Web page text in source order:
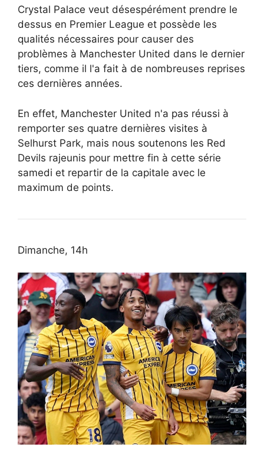
Crystal Palace veut désespérément prendre le
dessus en Premier League et possède les
qualités nécessaires pour causer des
problèmes à Manchester United dans le dernier
tiers, comme il l'a fait à de nombreuses reprises
ces dernières années.
En effet, Manchester United n'a pas réussi à
remporter ses quatre dernières visites à
Selhurst Park, mais nous soutenons les Red
Devils rajeunis pour mettre fin à cette série
samedi et repartir de la capitale avec le
maximum de points.
Dimanche, 14h